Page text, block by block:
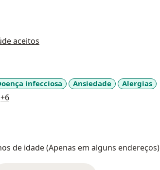
aceitos
infecciosa Ansiedade
Alergias
+6a11y_sr_more_diseases
de idade (Apenas em alguns endereços)